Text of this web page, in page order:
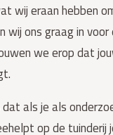
wij eraan hebben
wij ons graag in
we erop dat
dat als je als
op de tuinderij